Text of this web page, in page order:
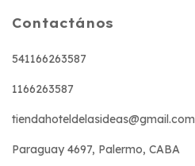
Contactános
541166263587
1166263587
tiendahoteldelasideas@gmail.com
Paraguay 4697, Palermo, CABA